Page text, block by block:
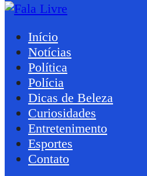
Início
Notícias
Política
Polícia
Dicas de Beleza
Curiosidades
Entretenimento
Esportes
Contato